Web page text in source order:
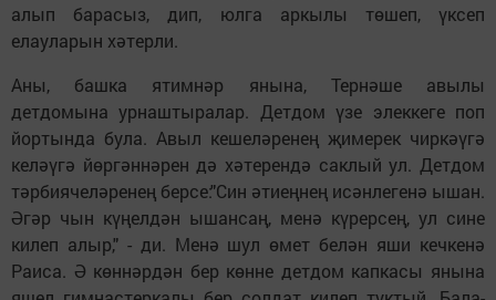
алып барасыз, дип, юлга аркылы төшеп, үксеп
елауларын хәтерли.
Аны, башка ятимнәр янына, Тернәше авылы
детдомына урнаштыралар. Детдом үзе элеккеге поп
йортында була. Авыл кешеләренең җимерек чиркәүгә
келәүгә йөргәннәрен дә хәтерендә саклый ул. Детдом
тәрбиячеләренең берсе:"Син әтиеңнең исәнлегенә ышан.
Әгәр чын күңелдән ышансаң, менә күрерсең, ул сине
килеп алыр," - ди. Менә шул өмет белән яши кечкенә
Раиса. Ә көннәрдән бер көнне детдом капкасы янына